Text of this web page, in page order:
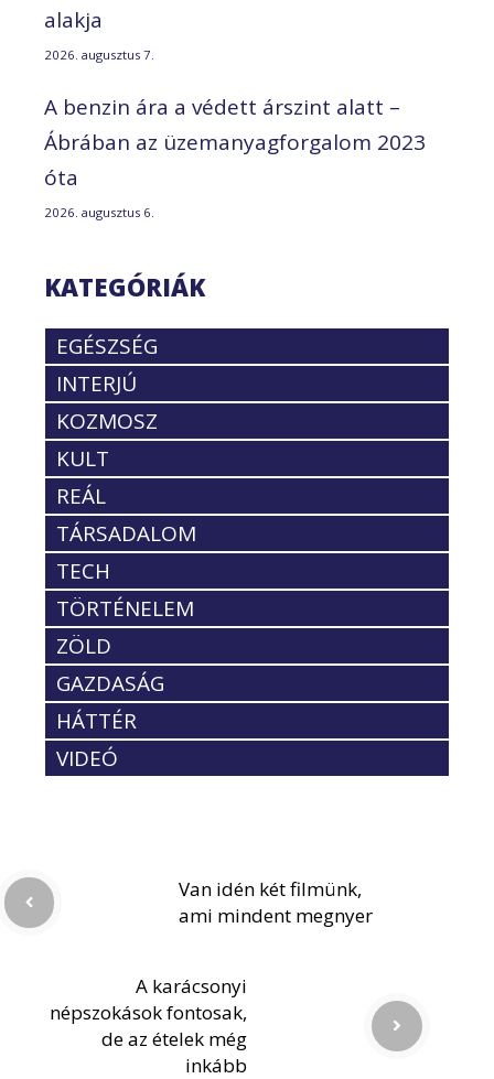
alakja
2026. augusztus 7.
A benzin ára a védett árszint alatt –
Ábrában az üzemanyagforgalom 2023
óta
2026. augusztus 6.
KATEGÓRIÁK
EGÉSZSÉG
INTERJÚ
KOZMOSZ
KULT
REÁL
TÁRSADALOM
TECH
TÖRTÉNELEM
ZÖLD
GAZDASÁG
HÁTTÉR
VIDEÓ
Van idén két filmünk,
ami mindent megnyer
A karácsonyi
népszokások fontosak,
de az ételek még
inkább